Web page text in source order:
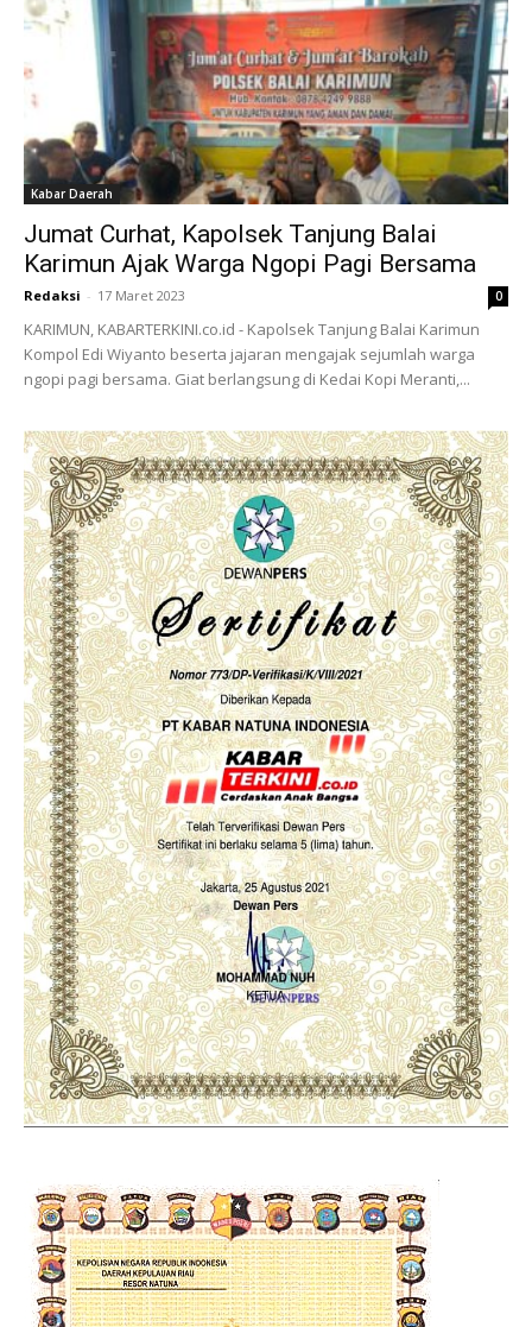
Kabar Daerah
Jumat Curhat, Kapolsek Tanjung Balai
Karimun Ajak Warga Ngopi Pagi Bersama
Redaksi - 17 Maret 2023 0
KARIMUN, KABARTERKINI.co.id - Kapolsek Tanjung Balai Karimun
Kompol Edi Wiyanto beserta jajaran mengajak sejumlah warga
ngopi pagi bersama. Giat berlangsung di Kedai Kopi Meranti,...